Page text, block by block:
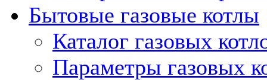
Бытовые газовые котлы
Каталог газовых
Параметры газовых